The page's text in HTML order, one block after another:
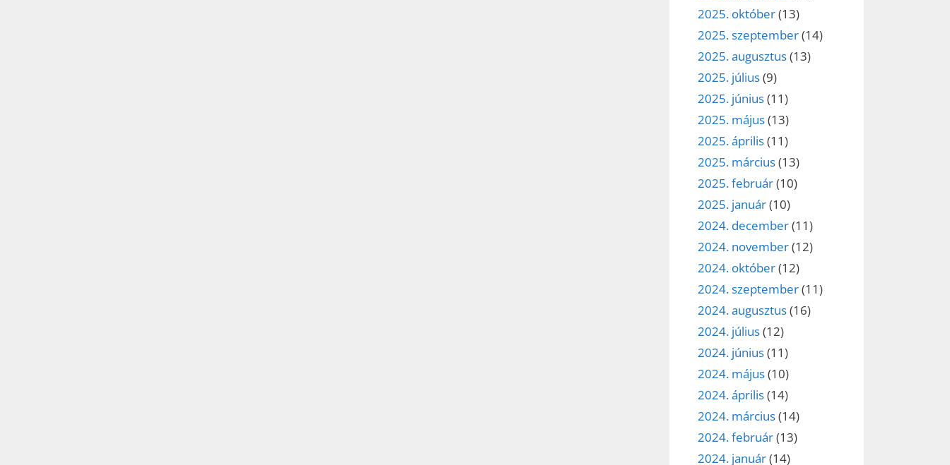
2025. október(13)
2025. szeptember(14)
2025. augusztus(13)
2025. július(9)
2025. június(11)
2025. május(13)
2025. április(11)
2025. március(13)
2025. február(10)
2025. január(10)
2024. december(11)
2024. november(12)
2024. október(12)
2024. szeptember(11)
2024. augusztus(16)
2024. július(12)
2024. június(11)
2024. május(10)
2024. április(14)
2024. március(14)
2024. február(13)
2024. január(14)